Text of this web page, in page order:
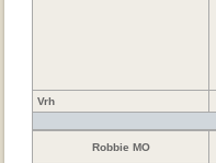
Vrh
Robbie MO